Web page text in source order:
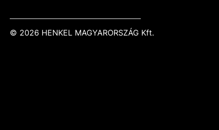
© 2026 HENKEL MAGYARORSZÁG Kft.